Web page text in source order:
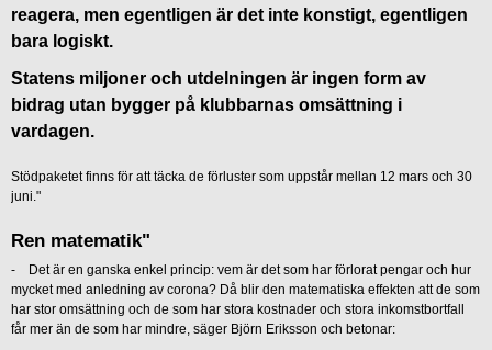
reagera, men egentligen är det inte konstigt, egentligen
bara logiskt.
Statens miljoner och utdelningen är ingen form av
bidrag utan bygger på klubbarnas omsättning i
vardagen.
Stödpaketet finns för att täcka de förluster som uppstår mellan 12 mars och 30
juni."
Ren matematik"
- Det är en ganska enkel princip: vem är det som har förlorat pengar och hur
mycket med anledning av corona? Då blir den matematiska effekten att de som
har stor omsättning och de som har stora kostnader och stora inkomstbortfall
får mer än de som har mindre, säger Björn Eriksson och betonar: